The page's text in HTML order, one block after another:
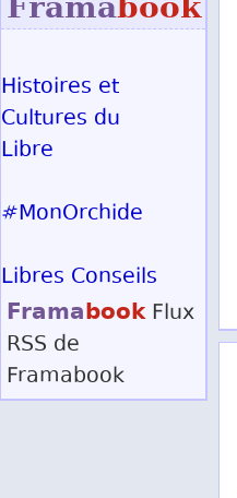
Histoires et
Cultures du
Libre
#MonOrchide
Libres Conseils
Framabook Flux
RSS de
Framabook